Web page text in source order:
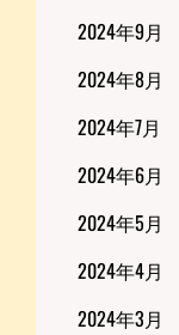
2024年9月
2024年8月
2024年7月
2024年6月
2024年5月
2024年4月
2024年3月